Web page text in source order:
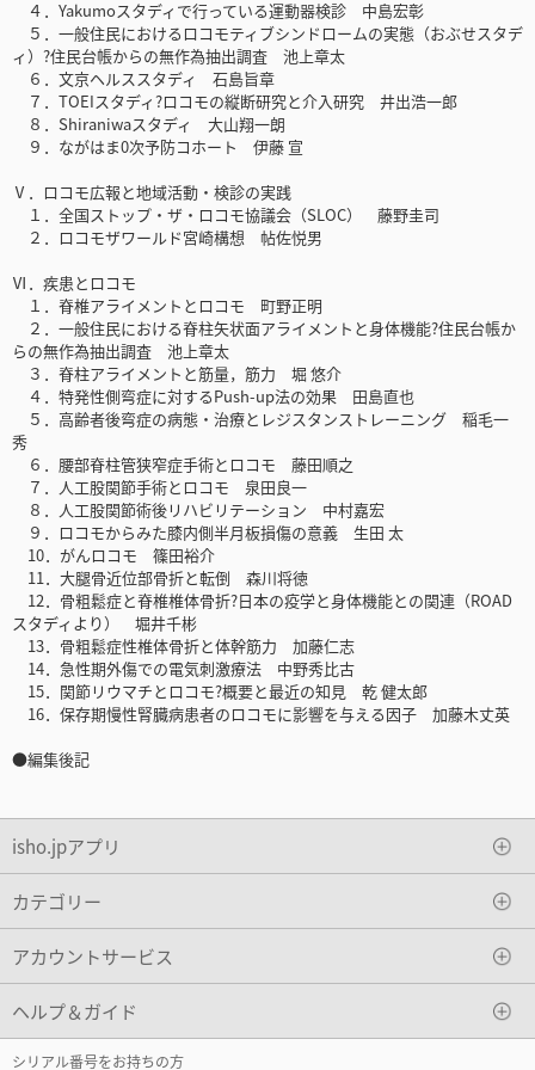
４．Yakumoスタディで行っている運動器検診 中島宏彰
５．一般住民におけるロコモティブシンドロームの実態（おぶせスタデ
ィ）?住民台帳からの無作為抽出調査 池上章太
６．文京ヘルススタディ 石島旨章
７．TOEIスタディ?ロコモの縦断研究と介入研究 井出浩一郎
８．Shiraniwaスタディ 大山翔一朗
９．ながはま0次予防コホート 伊藤 宣
Ⅴ．ロコモ広報と地域活動・検診の実践
１．全国ストップ・ザ・ロコモ協議会（SLOC） 藤野圭司
２．ロコモザワールド宮崎構想 帖佐悦男
Ⅵ．疾患とロコモ
１．脊椎アライメントとロコモ 町野正明
２．一般住民における脊柱矢状面アライメントと身体機能?住民台帳か
らの無作為抽出調査 池上章太
３．脊柱アライメントと筋量，筋力 堀 悠介
４．特発性側弯症に対するPush-up法の効果 田島直也
５．高齢者後弯症の病態・治療とレジスタンストレーニング 稲毛一
秀
６．腰部脊柱管狭窄症手術とロコモ 藤田順之
７．人工股関節手術とロコモ 泉田良一
８．人工股関節術後リハビリテーション 中村嘉宏
９．ロコモからみた膝内側半月板損傷の意義 生田 太
10．がんロコモ 篠田裕介
11．大腿骨近位部骨折と転倒 森川将徳
12．骨粗鬆症と脊椎椎体骨折?日本の疫学と身体機能との関連（ROAD
スタディより） 堀井千彬
13．骨粗鬆症性椎体骨折と体幹筋力 加藤仁志
14．急性期外傷での電気刺激療法 中野秀比古
15．関節リウマチとロコモ?概要と最近の知見 乾 健太郎
16．保存期慢性腎臓病患者のロコモに影響を与える因子 加藤木丈英
●編集後記
isho.jpアプリ
カテゴリー
アカウントサービス
ヘルプ＆ガイド
シリアル番号をお持ちの方